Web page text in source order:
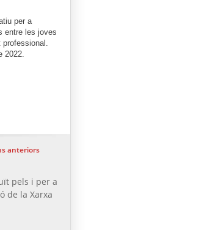
per a
entre les joves
2022.
anteriors
pels i per a
de la Xarxa